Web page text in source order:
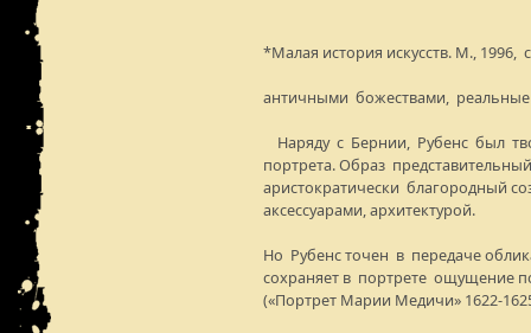
*Малая история искусств. М., 1996,
античными божествами,
Наряду с Бернии, Рубенс был
портрета. Образ
аристократически благородный
аксессуарами, архитектурой.
Но Рубенс точен в передаче
сохраняет в портрете ощущение
(«Портрет Марии Медичи» 1622-